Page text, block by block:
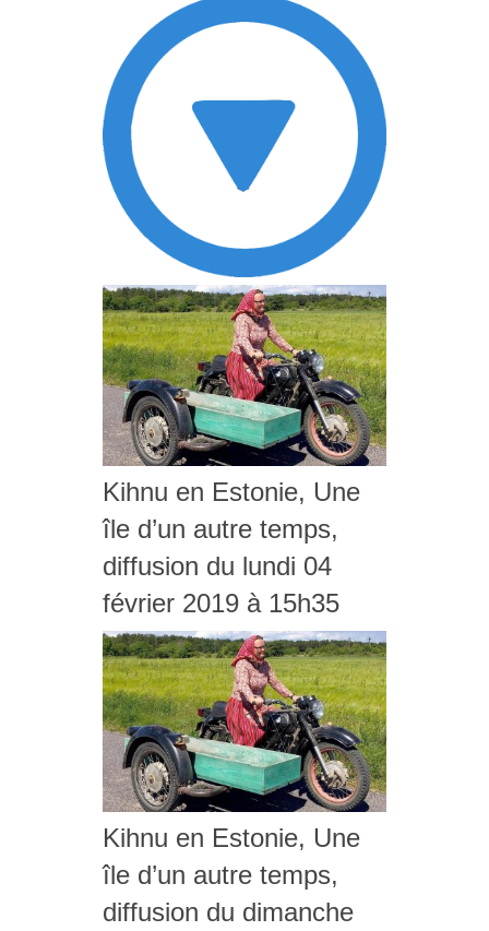
Kihnu en Estonie, Une
île d’un autre temps,
diffusion du lundi 04
février 2019 à 15h35
Kihnu en Estonie, Une
île d’un autre temps,
diffusion du dimanche